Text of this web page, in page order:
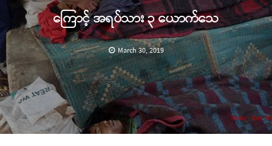
ကြောင့် အရပ်သား ၃ ယောက်သေ
March 30, 2019